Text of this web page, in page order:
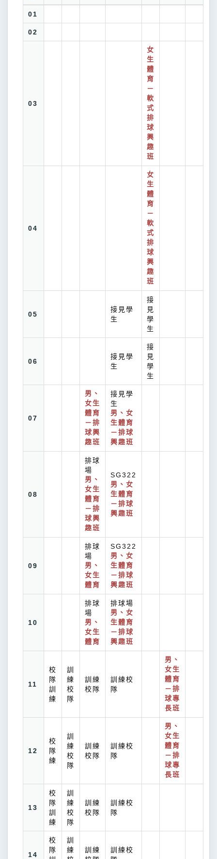
01
02
03
女
生
體
育
－
軟
式
排
球
興
趣
班
04
女
生
體
育
－
軟
式
排
球
興
趣
班
05
接見學
生
接
見
學
生
06
接見學
生
接
見
學
生
07
男、
女生
體育
－排
球興
趣班
接見學
生
男、女
生體育
－排球
興趣班
08
排球
場
男、
女生
體育
－排
球興
趣班
SG322
男、女
生體育
－排球
興趣班
09
排球
場
男、
女生
體育
SG322
男、女
生體育
－排球
興趣班
10
排球
場
男、
女生
體育
排球場
男、女
生體育
－排球
興趣班
11
校
隊
訓
練
訓
練
校
隊
訓練
校隊
訓練校
隊
男、
女生
體育
－排
球專
長班
12
校
隊
練
訓
練
校
隊
訓練
校隊
訓練校
隊
男、
女生
體育
－排
球專
長班
13
校
隊
訓
練
訓
練
校
隊
訓練
校隊
訓練校
隊
14
校
隊
訓
練
訓練
訓練校